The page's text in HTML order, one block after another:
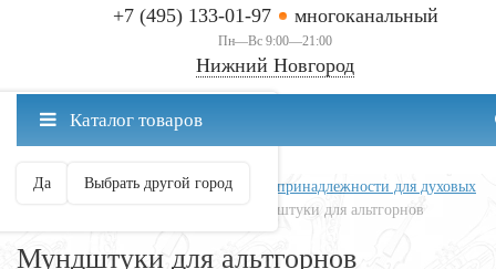
+7 (495) 133-01-97 многоканальный
Пн—Вс 9:00—21:00
Нижний Новгород
Нижний Новгород ваш город?
Да Выбрать другой город
Каталог товаров
Главная Духовые
Аксессуары и принадлежности для духовых
Мундштуки для альтгорнов
Мундштуки для альтгорнов